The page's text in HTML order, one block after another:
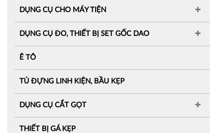
DỤNG CỤ CHO MÁY TIỆN
DỤNG CỤ ĐO, THIẾT BỊ SET GỐC DAO
Ê TÔ
TỦ ĐỰNG LINH KIỆN, BẦU KẸP
DỤNG CỤ CẮT GỌT
THIẾT BỊ GÁ KẸP